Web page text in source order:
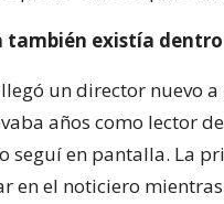
también existía
un director nuevo a
años como lector
seguí en pantalla. La
en el noticiero